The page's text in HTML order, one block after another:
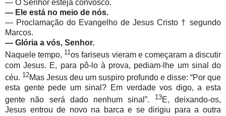
— O Senhor esteja convosco.
— Ele está no meio de nós.
— Proclamação do Evangelho de Jesus Cristo † segundo
Marcos.
— Glória a vós, Senhor.
Naquele tempo, 11os fariseus vieram e começaram a discutir
com Jesus. E, para pô-lo à prova, pediam-lhe um sinal do
céu. 12Mas Jesus deu um suspiro profundo e disse: “Por que
esta gente pede um sinal? Em verdade vos digo, a esta
gente não será dado nenhum sinal”.
13E, deixando-os,
Jesus entrou de novo na barca e se dirigiu para a outra